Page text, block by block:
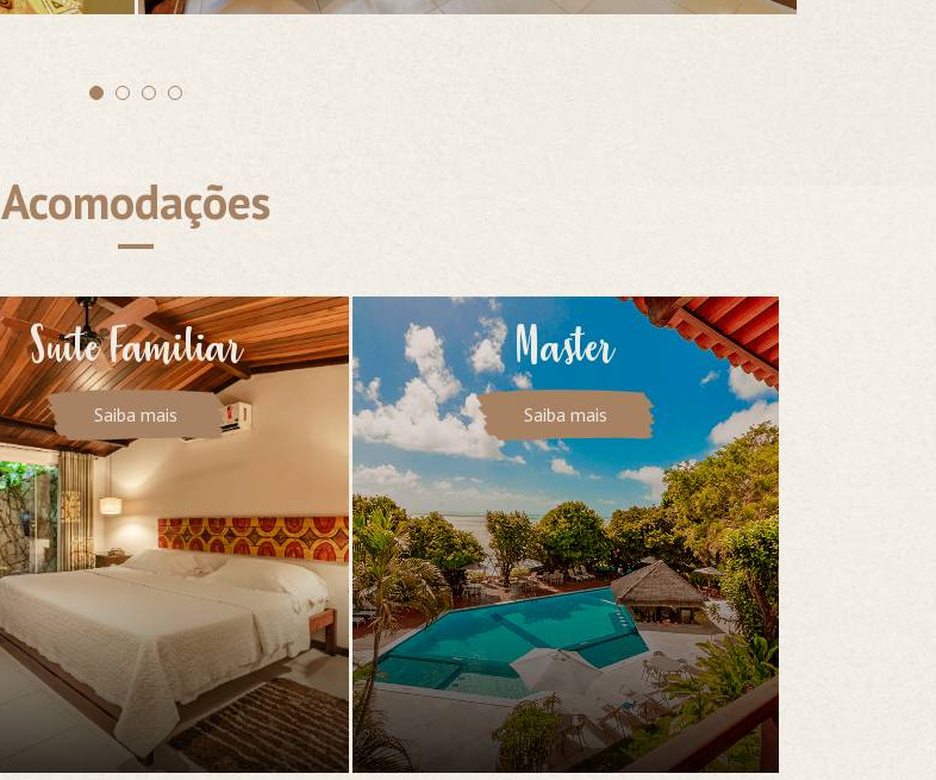
Acomodações
Suíte Familiar
Saiba mais
Master
Saiba mais